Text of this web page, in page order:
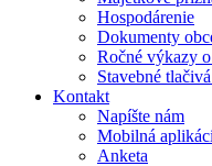
Hospodárenie
Dokumenty
Ročné výkazy
Stavebné
Kontakt
Napíšte nám
Mobilná
Anketa